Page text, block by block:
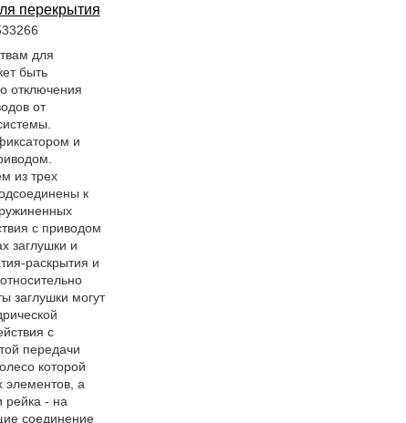
перекрытия
для
быть
отключения
от
и
из трех
к
с приводом
заглушки и
раскрытия и
заглушки могут
с
передачи
которой
элементов, а
рейка - на
соединение